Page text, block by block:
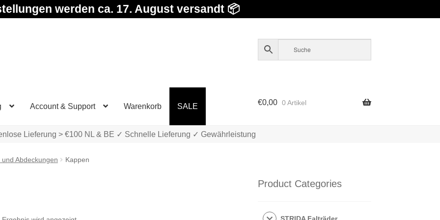
werden ca. 17. August versandt 📦
Account & Support Warenkorb SALE €0,00 0 Artikel
Lieferung > €100 NL & BE ✓ Schnelle Lieferung ✓ Gewährleistung
Abdeckungen Kappen
Product Categories